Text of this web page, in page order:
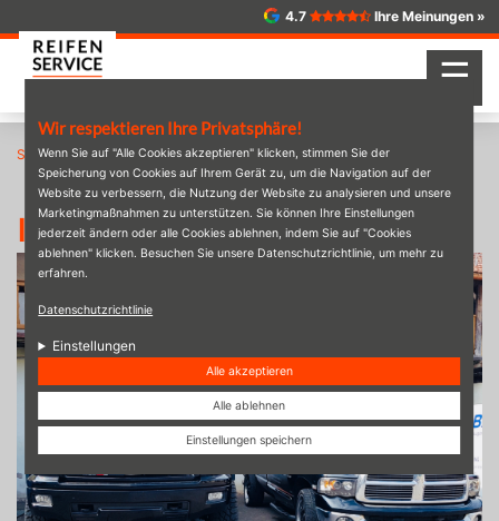
Wir respektieren Ihre Privatsphäre!
Wenn Sie auf "Alle Cookies akzeptieren" klicken, stimmen Sie der
Speicherung von Cookies auf Ihrem Gerät zu, um die Navigation auf der
Website zu verbessern, die Nutzung der Website zu analysieren und unsere
Marketingmaßnahmen zu unterstützen. Sie können Ihre Einstellungen
jederzeit ändern oder alle Cookies ablehnen, indem Sie auf "Cookies
ablehnen" klicken. Besuchen Sie unsere Datenschutzrichtlinie, um mehr zu
erfahren.
Datenschutzrichtlinie
Einstellungen
Alle akzeptieren
Alle ablehnen
Einstellungen speichern
zum
Inhalt
☰
4.7 Ihre Meinungen »
Startseite IMG_1420.JPG
IMG_1420.JPG